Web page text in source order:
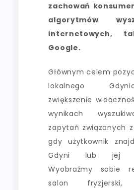
zachowań
algorytmów
internetowych,
Google.
Głównym celem
lokalnego
zwiększenie
wynikach
zapytań związanych
gdy użytkownik
Gdyni lub jej
Wyobraźmy sobie
salon fryzjerski,